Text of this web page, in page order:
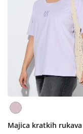
Majica kratkih rukava